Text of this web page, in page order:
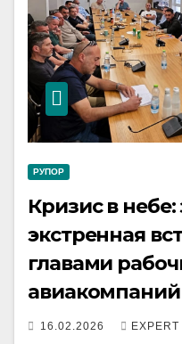
РУПОР
Кризис в
экстренная
главами
авиакомпаний
16.02.2026 EXPERT